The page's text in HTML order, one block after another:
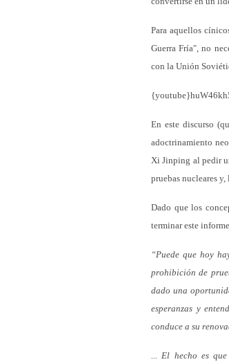
Para aquellos
Guerra Fría", no
con la Unión
En este discurso
adoctrinamiento
Xi Jinping al pedir
pruebas nucleares
Dado que los
terminar este
“Puede que hoy
prohibición de
dado una
esperanzas y
conduce a su
... El hecho es